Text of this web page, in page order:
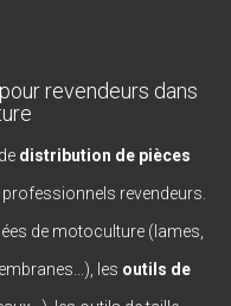
revendeurs dans
distribution de pièces
revendeurs.
de motoculture (lames,
les outils de